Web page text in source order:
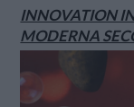
INNOVATION
MODERNA